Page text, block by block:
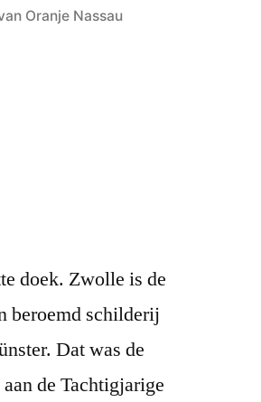
Oranje Nassau
doek. Zwolle is de
beroemd schilderij
Dat was de
de Tachtigjarige